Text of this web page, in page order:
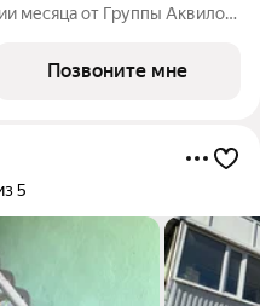
месяца от Группы Аквилон:
от
Позвоните мне
5